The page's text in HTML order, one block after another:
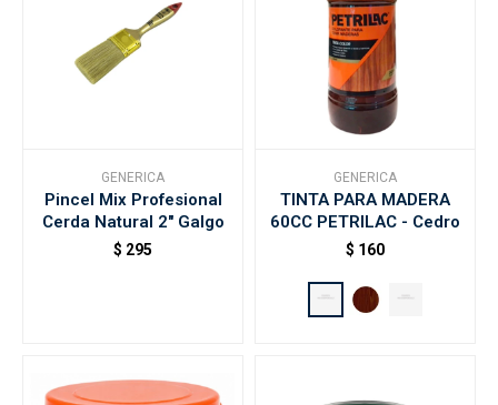
GENERICA
Pincel Mix Profesional
Cerda Natural 2" Galgo
$ 295
GENERICA
TINTA PARA MADERA
60CC PETRILAC - Cedro
$ 160